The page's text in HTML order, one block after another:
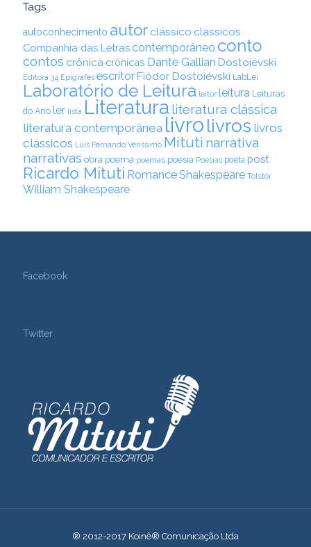
Tags
autoconhecimento autor clássico clássicos
Companhia das Letras contemporâneo conto
contos crônica crônicas Dante Gallian Dostoiévski
Editora 34 Epígrafes escritor Fiódor Dostoiévski LabLei
Laboratório de Leitura leitor leitura Leituras
do Ano ler lista Literatura literatura clássica
literatura contemporânea livro livros livros
clássicos Luis Fernando Veríssimo Mituti narrativa
narrativas obra poema poemas poesia Poesias poeta post
Ricardo Mituti RomanceShakespeare Tolstói
William Shakespeare
Facebook
Twitter
® 2012-2017 Koinê® Comunicação Ltda